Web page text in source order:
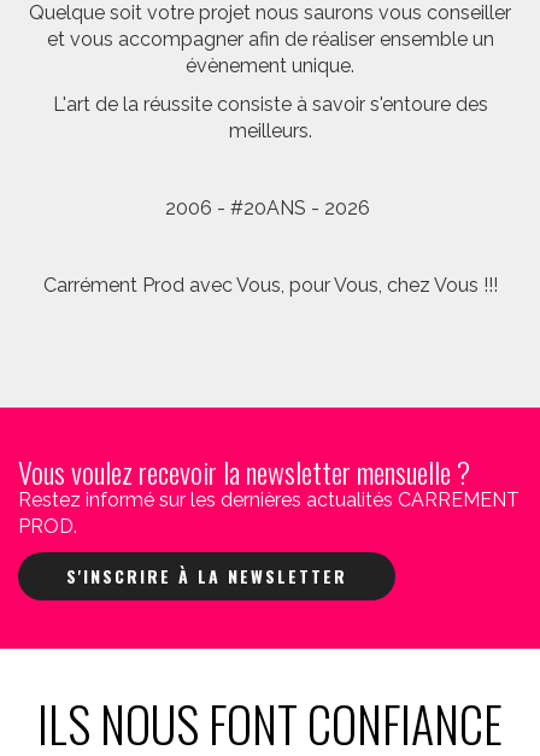
Quelque soit votre projet nous saurons vous conseiller
et vous accompagner afin de réaliser ensemble un
évènement unique.
L'art de la réussite consiste à savoir s'entoure des
meilleurs.
2006 - #20ANS - 2026
Carrément Prod avec Vous, pour Vous, chez Vous !!!
Vous voulez recevoir la newsletter mensuelle ?
Restez informé sur les dernières actualités CARREMENT
PROD.
S'INSCRIRE À LA NEWSLETTER
ILS NOUS FONT CONFIANCE